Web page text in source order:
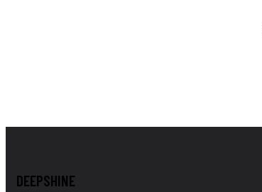
DEEPSHINE